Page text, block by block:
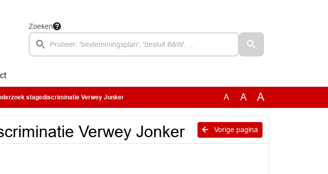
Zoeken
stagediscriminatie Verwey Jonker A A A
Vorige pagina
Verwey Jonker